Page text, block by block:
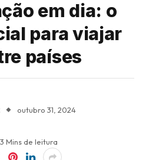
em dia: o
para viajar
países
outubro 31, 2024
3 Mins de leitura